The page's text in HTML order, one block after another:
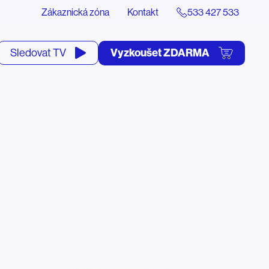
Zákaznická zóna Kontakt 533 427 533
Sledovat TV Vyzkoušet ZDARMA